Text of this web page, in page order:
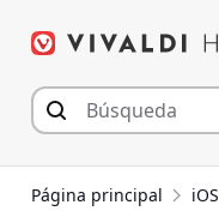
Página principal iOS